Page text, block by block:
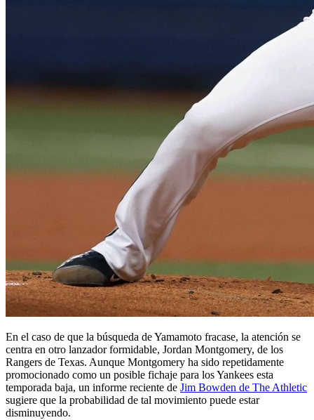
En el caso de que la búsqueda de Yamamoto fracase, la atención se
centra en otro lanzador formidable, Jordan Montgomery, de los
Rangers de Texas. Aunque Montgomery ha sido repetidamente
promocionado como un posible fichaje para los Yankees esta
temporada baja, un informe reciente de Jim Bowden de The Athletic
sugiere que la probabilidad de tal movimiento puede estar
disminuyendo.